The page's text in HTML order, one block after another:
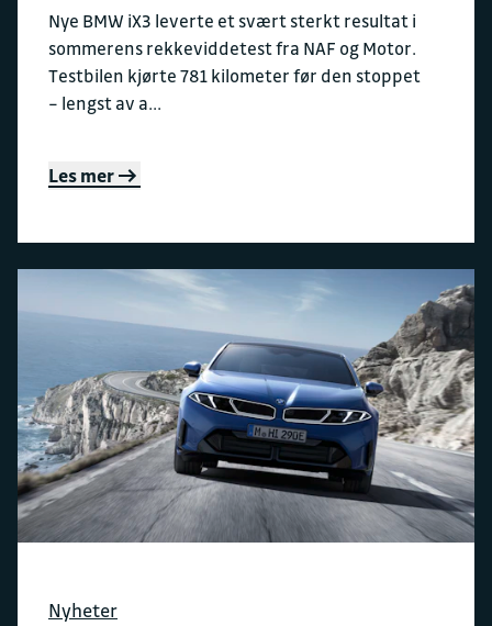
Nye BMW iX3 leverte et svært sterkt resultat i
sommerens rekkeviddetest fra NAF og Motor.
Testbilen kjørte 781 kilometer før den stoppet
– lengst av a...
Les mer
Nyheter